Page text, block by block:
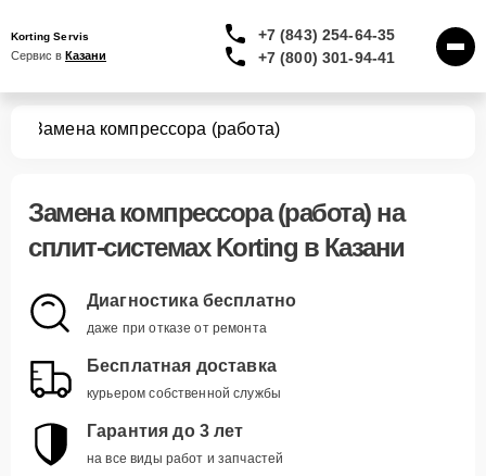
Korting Servis
Сервис в Казани
+7 (843) 254-64-35
+7 (800) 301-94-41
Замена компрессора (работа)
Замена компрессора (работа)на
сплит-системах Korting в Казани
Диагностика бесплатно
даже при отказе от ремонта
Бесплатная доставка
курьером собственной службы
Гарантия до 3 лет
на все виды работ и запчастей